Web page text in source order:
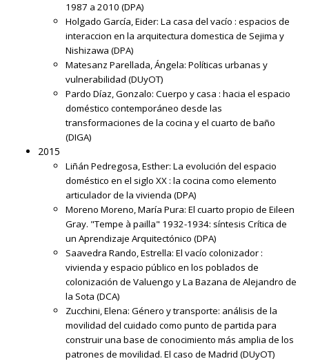
1987 a 2010 (DPA)
Holgado García, Eider: La casa del vacío : espacios de
interaccion en la arquitectura domestica de Sejima y
Nishizawa (DPA)
Matesanz Parellada, Ángela: Políticas urbanas y
vulnerabilidad (DUyOT)
Pardo Díaz, Gonzalo: Cuerpo y casa : hacia el espacio
doméstico contemporáneo desde las
transformaciones de la cocina y el cuarto de baño
(DIGA)
2015
Liñán Pedregosa, Esther: La evolución del espacio
doméstico en el siglo XX : la cocina como elemento
articulador de la vivienda (DPA)
Moreno Moreno, María Pura: El cuarto propio de Eileen
Gray. "Tempe à pailla" 1932-1934: síntesis Crítica de
un Aprendizaje Arquitectónico (DPA)
Saavedra Rando, Estrella: El vacío colonizador :
vivienda y espacio público en los poblados de
colonización de Valuengo y La Bazana de Alejandro de
la Sota (DCA)
Zucchini, Elena: Género y transporte: análisis de la
movilidad del cuidado como punto de partida para
construir una base de conocimiento más amplia de los
patrones de movilidad. El caso de Madrid (DUyOT)